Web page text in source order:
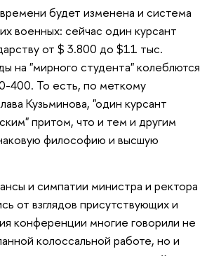
будет изменена и система
военных: сейчас один курсант
от $ 3.800 до $11 тыс.
на "мирного студента" колеблются
400. То есть, по меткому
Кузьминова, "один курсант
притом, что и тем и другим
философию и высшую
и симпатии министра и ректора
от взглядов присутствующих и
конференции многие говорили не
колоссальной работе, но и